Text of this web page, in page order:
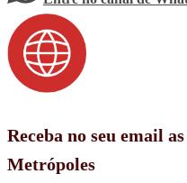
Receba no seu email
Metrópoles